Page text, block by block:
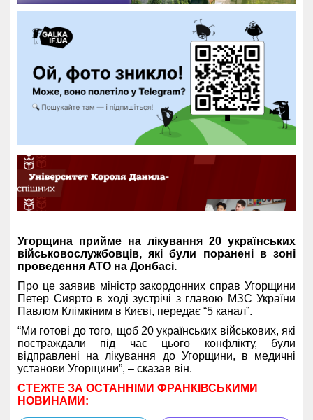
Угорщина прийме на лікування 20 українських
військовослужбовців, які були поранені в зоні
проведення АТО на Донбасі.
Про це заявив міністр закордонних справ Угорщини
Петер Сиярто в ході зустрічі з главою МЗС України
Павлом Клімкіним в Києві, передає “5 канал”.
“Ми готові до того, щоб 20 українських військових, які
постраждали під час цього конфлікту, були
відправлені на лікування до Угорщини, в медичні
установи Угорщини”, – сказав він.
СТЕЖТЕ ЗА ОСТАННІМИ ФРАНКІВСЬКИМИ
НОВИНАМИ: